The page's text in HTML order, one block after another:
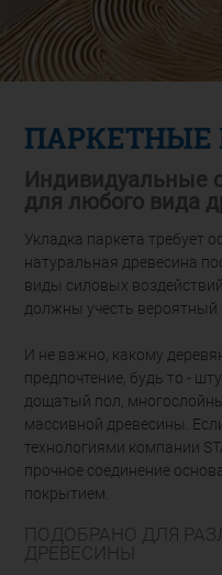
ПАРКЕТНЫЕ
Индивидуальные
для любого вида
Укладка паркета требует
натуральная древесина
виды силовых
должны учесть вероятный
И не важно, какому
предпочтение, будь то -
дощатый пол,
массивной древесины.
технологиями компании
прочное соединение
покрытием.
ПОДОБРАНО ДЛЯ
ДРЕВЕСИНЫ